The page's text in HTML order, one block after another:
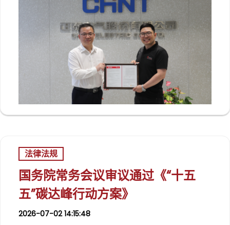
法律法规
国务院常务会议审议通过《“十五
五”碳达峰行动方案》
2026-07-02 14:15:48